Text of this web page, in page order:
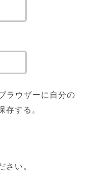
ラウザーに自分の
存する。
さい。